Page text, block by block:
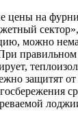
цены на
сектор»,
можно
защитят от